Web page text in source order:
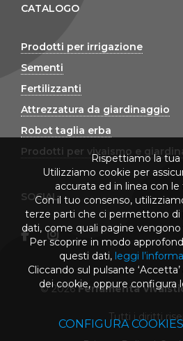
CATALOGO
Prodotti per irrigazione
Sementi
Fertilizzanti
Attrezzatura da giardinaggio
Robot taglia erba
Prodotti per vivaismo e
SOCIAL
© 2026Ferramenta
Tutti i diritti
Rispettiamo la tua
Utilizziamo cookie per
accurata ed in linea con
Con il tuo consenso,
terze parti che ci permettono di
dati, come quali pagine
Per scoprire in modo
questi dati, leggi
Cliccando sul pulsante
dei cookie, oppure configura
CONFIGURA COOKIES